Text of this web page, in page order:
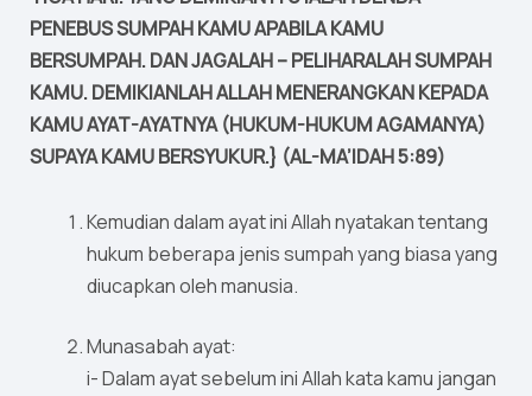
PENEBUS SUMPAH KAMU APABILA KAMU
BERSUMPAH. DAN JAGALAH – PELIHARALAH SUMPAH
KAMU. DEMIKIANLAH ALLAH MENERANGKAN KEPADA
KAMU AYAT-AYATNYA (HUKUM-HUKUM AGAMANYA)
SUPAYA KAMU BERSYUKUR.} (AL-MA’IDAH 5:89)
Kemudian dalam ayat ini Allah nyatakan tentang
hukum beberapa jenis sumpah yang biasa yang
diucapkan oleh manusia.
Munasabah ayat:
i- Dalam ayat sebelum ini Allah kata kamu jangan